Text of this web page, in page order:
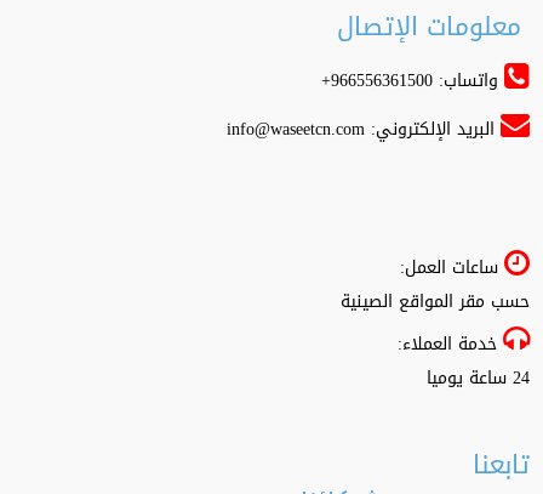
معلومات الإتصال
واتساب: 966556361500+
البريد الإلكتروني:info@waseetcn.com
ساعات العمل:
حسب مقر المواقع الصينية
خدمة العملاء:
24 ساعة يوميا
تابعنا